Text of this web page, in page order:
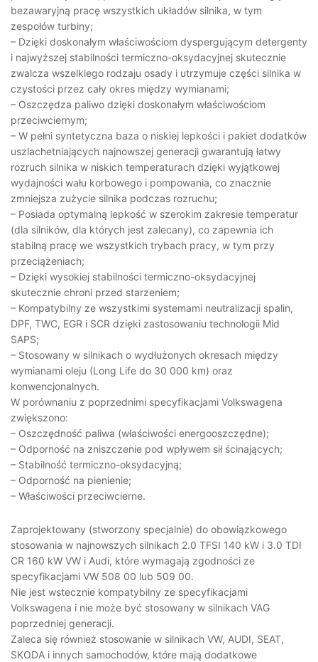
bezawaryjną pracę wszystkich układów silnika, w tym
zespołów turbiny;
– Dzięki doskonałym właściwościom dyspergującym detergenty
i najwyższej stabilności termiczno-oksydacyjnej skutecznie
zwalcza wszelkiego rodzaju osady i utrzymuje części silnika w
czystości przez cały okres między wymianami;
– Oszczędza paliwo dzięki doskonałym właściwościom
przeciwciernym;
– W pełni syntetyczna baza o niskiej lepkości i pakiet dodatków
uszlachetniających najnowszej generacji gwarantują łatwy
rozruch silnika w niskich temperaturach dzięki wyjątkowej
wydajności wału korbowego i pompowania, co znacznie
zmniejsza zużycie silnika podczas rozruchu;
– Posiada optymalną lepkość w szerokim zakresie temperatur
(dla silników, dla których jest zalecany), co zapewnia ich
stabilną pracę we wszystkich trybach pracy, w tym przy
przeciążeniach;
– Dzięki wysokiej stabilności termiczno-oksydacyjnej
skutecznie chroni przed starzeniem;
– Kompatybilny ze wszystkimi systemami neutralizacji spalin,
DPF, TWC, EGR i SCR dzięki zastosowaniu technologii Mid
SAPS;
– Stosowany w silnikach o wydłużonych okresach między
wymianami oleju (Long Life do 30 000 km) oraz
konwencjonalnych.
W porównaniu z poprzednimi specyfikacjami Volkswagena
zwiększono:
– Oszczędność paliwa (właściwości energooszczędne);
– Odporność na zniszczenie pod wpływem sił ścinających;
– Stabilność termiczno-oksydacyjną;
– Odporność na pienienie;
– Właściwości przeciwcierne.
Zaprojektowany (stworzony specjalnie) do obowiązkowego
stosowania w najnowszych silnikach 2.0 TFSI 140 kW i 3.0 TDI
CR 160 kW VW i Audi, które wymagają zgodności ze
specyfikacjami VW 508 00 lub 509 00.
Nie jest wstecznie kompatybilny ze specyfikacjami
Volkswagena i nie może być stosowany w silnikach VAG
poprzedniej generacji.
Zaleca się również stosowanie w silnikach VW, AUDI, SEAT,
SKODA i innych samochodów, które mają dodatkowe